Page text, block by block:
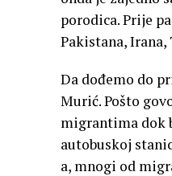
porodica. Prije
Pakistana, Irana,
Da dođemo do
Murić. Pošto
migrantima dok
autobuskoj
a, mnogi od